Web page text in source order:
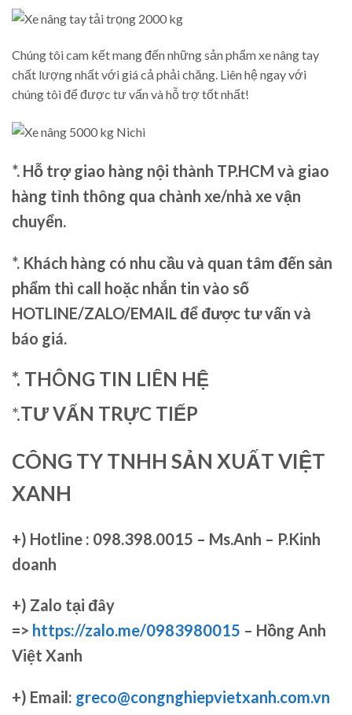
Chúng tôi cam kết mang đến những sản phẩm xe nâng tay
chất lượng nhất với giá cả phải chăng. Liên hệ ngay với
chúng tôi để được tư vấn và hỗ trợ tốt nhất!
*. Hỗ trợ giao hàng nội thành TP.HCM và giao
hàng tỉnh thông qua chành xe/nhà xe vận
chuyển.
*. Khách hàng có nhu cầu và quan tâm đến sản
phẩm thì call hoặc nhắn tin vào số
HOTLINE/ZALO/EMAIL để được tư vấn và
báo giá.
*. THÔNG TIN LIÊN HỆ
*.TƯ VẤN TRỰC TIẾP
CÔNG TY TNHH SẢN XUẤT VIỆT
XANH
+) Hotline : 098.398.0015 – Ms.Anh – P.Kinh
doanh
+) Zalo tại đây
=> https://zalo.me/0983980015 – Hồng Anh
Việt Xanh
+) Email: greco@congnghiepvietxanh.com.vn